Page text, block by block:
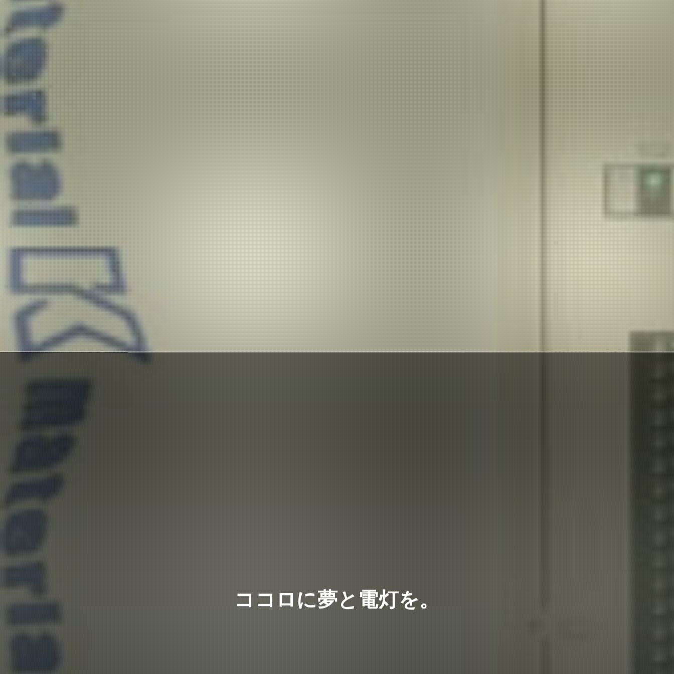
ココロに夢と電灯を。